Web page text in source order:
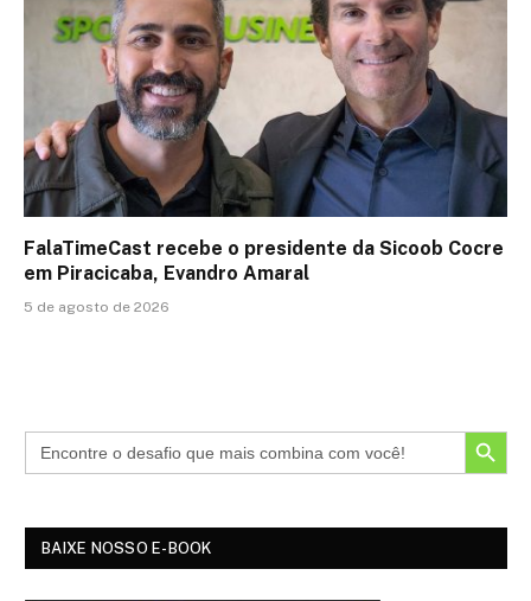
FalaTimeCast recebe o presidente da Sicoob Cocre
em Piracicaba, Evandro Amaral
5 de agosto de 2026
SEARCH BUTTON
BAIXE NOSSO E-BOOK